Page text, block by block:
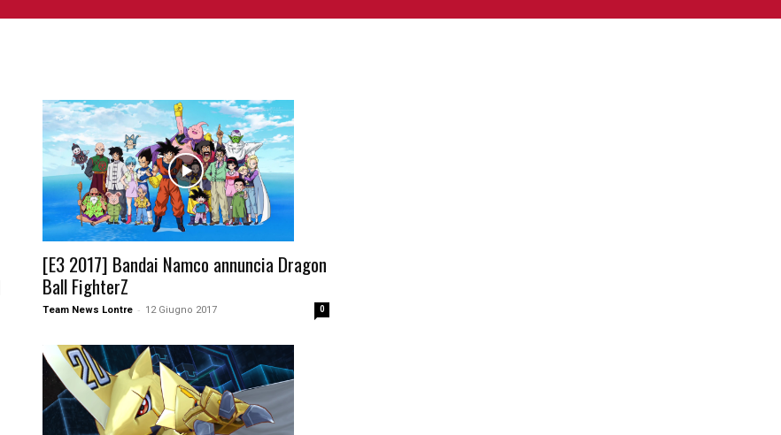
[E3 2017] Bandai Namco annuncia Dragon
Ball FighterZ
Team News Lontre - 12 Giugno 2017 0